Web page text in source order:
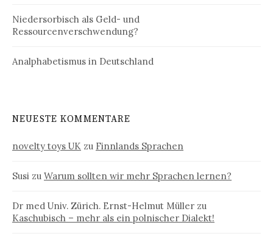
Niedersorbisch als Geld- und
Ressourcenverschwendung?
Analphabetismus in Deutschland
NEUESTE KOMMENTARE
novelty toys UK zu Finnlands Sprachen
Susi zu Warum sollten wir mehr Sprachen lernen?
Dr med Univ. Zürich. Ernst-Helmut Müller zu
Kaschubisch – mehr als ein polnischer Dialekt!